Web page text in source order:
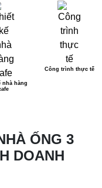
nhà hàng
Công trình thực tế
ỐNG 3
DOANH